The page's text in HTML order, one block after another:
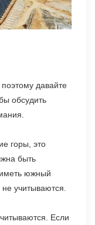
поэтому давайте
обсудить
горы, это
быть
южный
учитываются.
Если